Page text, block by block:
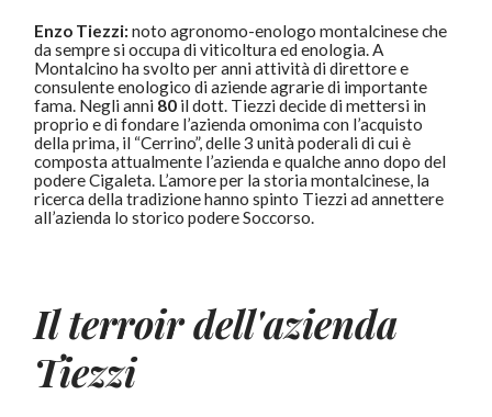
Enzo Tiezzi: noto agronomo-enologo montalcinese che
da sempre si occupa di viticoltura ed enologia. A
Montalcino ha svolto per anni attività di direttore e
consulente enologico di aziende agrarie di importante
fama. Negli anni 80 il dott. Tiezzi decide di mettersi in
proprio e di fondare l’azienda omonima con l’acquisto
della prima, il “Cerrino”, delle 3 unità poderali di cui è
composta attualmente l’azienda e qualche anno dopo del
podere Cigaleta. L’amore per la storia montalcinese, la
ricerca della tradizione hanno spinto Tiezzi ad annettere
all’azienda lo storico podere Soccorso.
Il terroir dell'azienda
Tiezzi